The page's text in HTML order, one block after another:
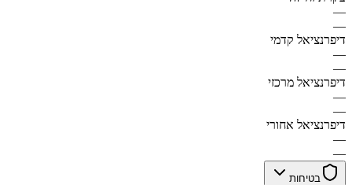
—
—
דיפרנציאל קדמי
—
—
דיפרנציאל מרכזי
—
—
דיפרנציאל אחורי
—
—
בטיחות